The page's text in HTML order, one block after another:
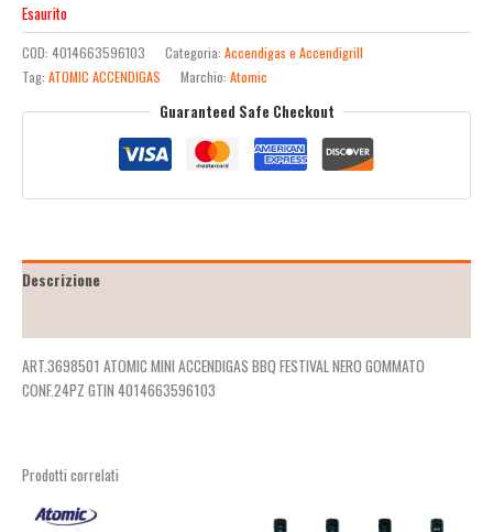
Esaurito
COD: 4014663596103 Categoria: Accendigas e Accendigrill
Tag: ATOMIC ACCENDIGAS Marchio: Atomic
Guaranteed Safe Checkout
Descrizione
ART.3698501 ATOMIC MINI ACCENDIGAS BBQ FESTIVAL NERO GOMMATO
CONF.24PZ GTIN 4014663596103
Prodotti correlati